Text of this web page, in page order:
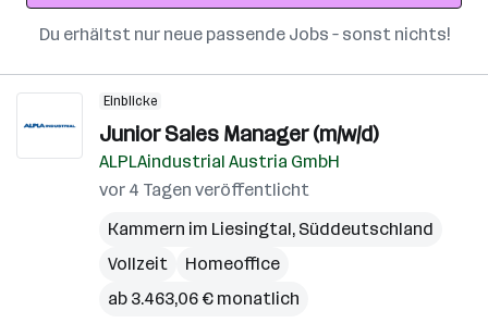
Du erhältst nur neue passende Jobs – sonst nichts!
Einblicke
Junior Sales Manager (m/w/d)
ALPLAindustrial Austria GmbH
vor 4 Tagen veröffentlicht
Kammern im Liesingtal, Süddeutschland
Vollzeit
Homeoffice
ab 3.463,06 € monatlich